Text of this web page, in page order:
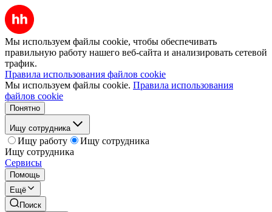
Мы используем файлы cookie, чтобы обеспечивать
правильную работу нашего веб-сайта и анализировать сетевой
трафик.
Правила использования файлов cookie
Мы используем файлы cookie. Правила использования
файлов cookie
Понятно
Ищу сотрудника
Ищу работу
Ищу сотрудника
Ищу сотрудника
Сервисы
Помощь
Ещё
Поиск